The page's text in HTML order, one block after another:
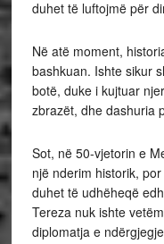
duhet të luftojmë për
Në atë moment,
bashkuan. Ishte sikur
botë, duke i kujtuar
zbrazët, dhe dashuria
Sot, në 50-vjetorin e
një nderim historik,
duhet të udhëheqë
Tereza nuk ishte
diplomatja e